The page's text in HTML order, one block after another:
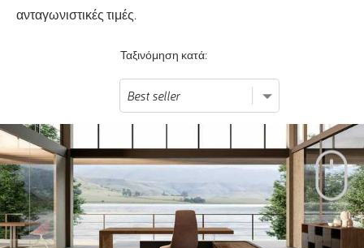
ανταγωνιστικές τιμές.
Ταξινόμηση κατά: